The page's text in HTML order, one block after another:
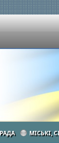
МІСЬКІ,